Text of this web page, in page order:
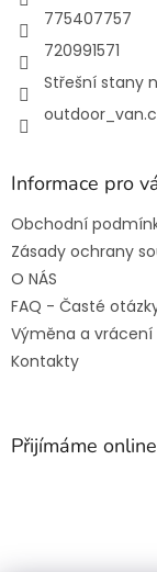
775407757
720991571
Střešní stany
Informace pro
Obchodní
Zásady ochrany
O NÁS
FAQ - Časté
Výměna a vrácení
Kontakty
Přijímáme